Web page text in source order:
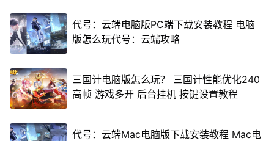
代号：云端电脑版PC端下载安装教程 电脑
版怎么玩代号：云端攻略
三国计电脑版怎么玩？ 三国计性能优化240
高帧 游戏多开 后台挂机 按键设置教程
代号：云端Mac电脑版下载安装教程 Mac电